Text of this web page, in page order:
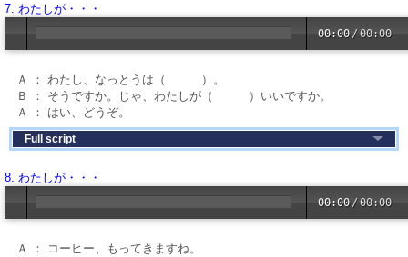
7. わたしが・・・
00:00 /00:00
Ａ ： わたし、なっとうは（ ）。
Ｂ ： そうですか。じゃ、わたしが（ ）いいですか。
Ａ ： はい、どうぞ。
Full script
8. わたしが・・・
00:00 /00:00
Ａ ： コーヒー、もってきますね。